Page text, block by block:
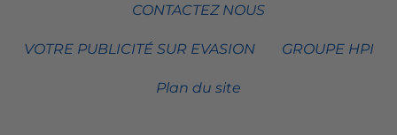
CONTACTEZ NOUS
VOTRE PUBLICITÉ SUR EVASION GROUPE HPI
Plan du site